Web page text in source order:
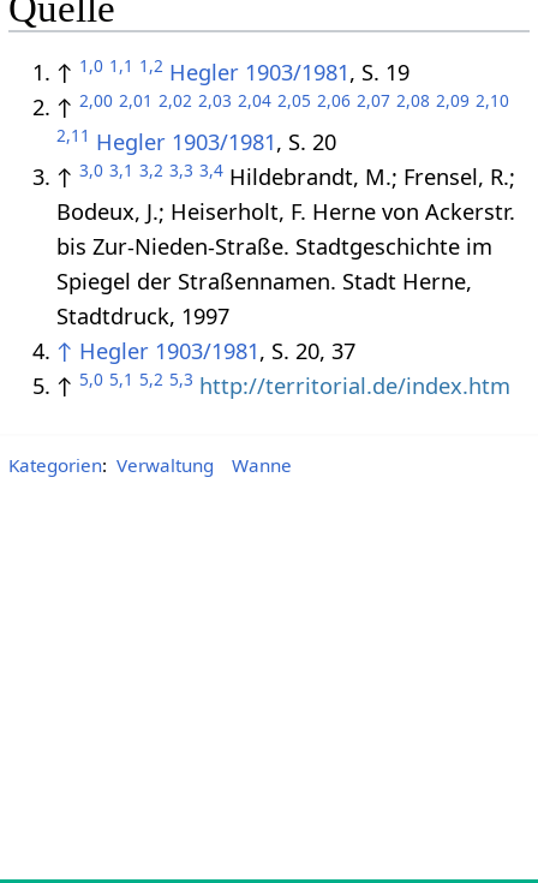
Quelle
↑ 1,0 1,1 1,2 Hegler 1903/1981, S. 19
↑ 2,00 2,01 2,02 2,03 2,04 2,05 2,06 2,07 2,08 2,09 2,10
2,11 Hegler 1903/1981, S. 20
↑ 3,0 3,1 3,2 3,3 3,4 Hildebrandt, M.; Frensel, R.;
Bodeux, J.; Heiserholt, F. Herne von Ackerstr.
bis Zur-Nieden-Straße. Stadtgeschichte im
Spiegel der Straßennamen. Stadt Herne,
Stadtdruck, 1997
↑ Hegler 1903/1981, S. 20, 37
↑ 5,0 5,1 5,2 5,3 http://territorial.de/index.htm
Kategorien: Verwaltung Wanne